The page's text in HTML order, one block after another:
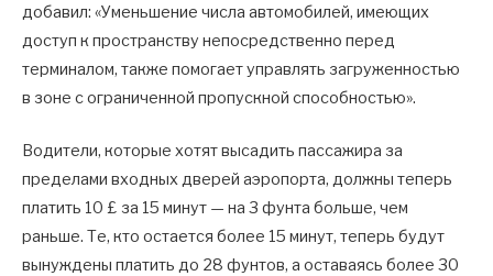
добавил: «Уменьшение числа автомобилей, имеющих
доступ к пространству непосредственно перед
терминалом, также помогает управлять загруженностью
в зоне с ограниченной пропускной способностью».
Водители, которые хотят высадить пассажира за
пределами входных дверей аэропорта, должны теперь
платить 10 £ за 15 минут — на 3 фунта больше, чем
раньше. Те, кто остается более 15 минут, теперь будут
вынуждены платить до 28 фунтов, а оставаясь более 30